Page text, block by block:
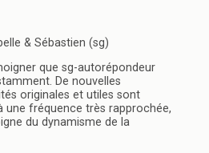
& Sébastien (sg)
que sg-autorépondeur
De nouvelles
originales et utiles sont
une fréquence très rapprochée,
du dynamisme de la